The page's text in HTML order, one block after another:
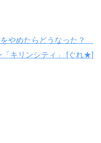
をやめたらどうなった？
「キリンシティ」 [ぐれ★]